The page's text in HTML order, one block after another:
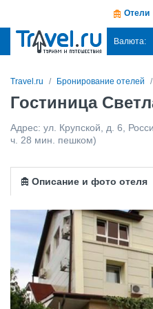
Отели
Валюта:
Travel.ru Бронирование отелей
Гостиница
Адрес: ул. Крупской, д. 6
ч. 28 мин. пешком)
Описание и фото отеля